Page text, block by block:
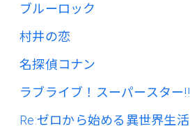
ブルーロック
村井の恋
名探偵コナン
ラブライブ！スーパースター!!
Re:ゼロから始める異世界生活